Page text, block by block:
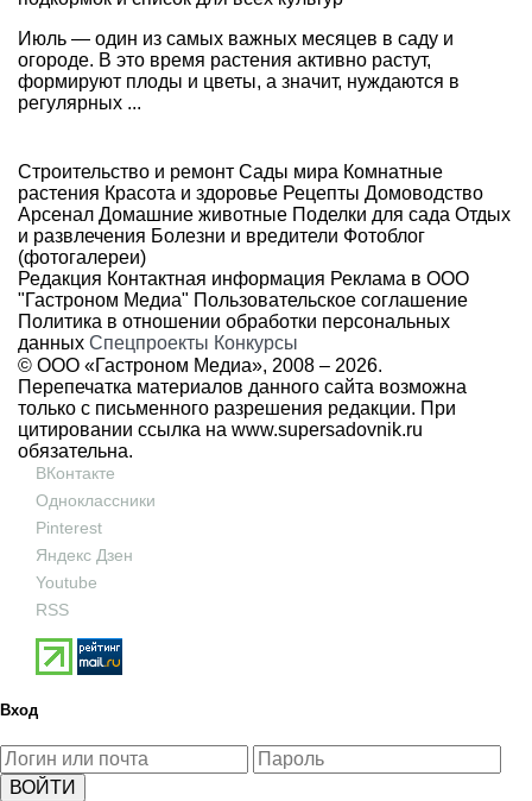
Июль — один из самых важных месяцев в саду и
огороде. В это время растения активно растут,
формируют плоды и цветы, а значит, нуждаются в
регулярных ...
Строительство и ремонт Сады мира Комнатные
растения Красота и здоровье Рецепты Домоводство
Арсенал Домашние животные Поделки для сада Отдых
и развлечения Болезни и вредители Фотоблог
(фотогалереи)
Редакция Контактная информация Реклама в ООО
"Гастроном Медиа" Пользовательское соглашение
Политика в отношении обработки персональных
данных Спецпроекты Конкурсы
© ООО «Гастроном Медиа», 2008 – 2026.
Перепечатка материалов данного сайта возможна
только с письменного разрешения редакции. При
цитировании ссылка на www.supersadovnik.ru
обязательна.
ВКонтакте
Одноклассники
Pinterest
Яндекс Дзен
Youtube
RSS
Вход